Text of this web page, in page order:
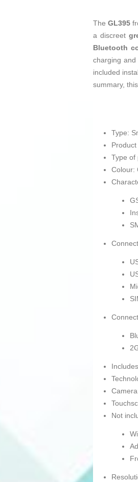
TheGL395
a discreet
Bluetooth
charging
included
summary,
Type:
Type of
Colour:
Not